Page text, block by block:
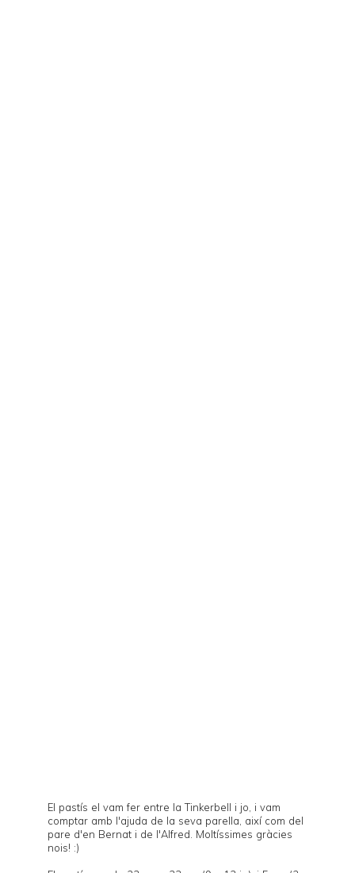
El pastís el vam fer entre laTinkerbell i jo, i vam
comptar amb l'ajuda de la seva parella, així com del
pare d'en Bernat i de l'Alfred. Moltíssimes gràcies
nois! :)